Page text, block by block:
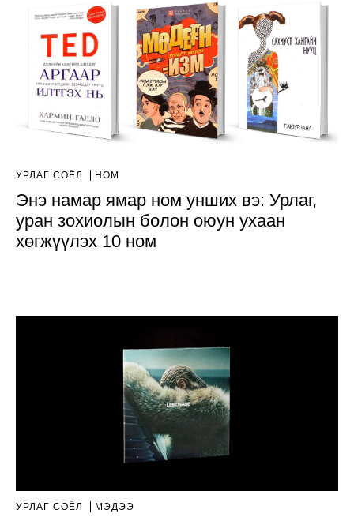
УРЛАГ СОЁЛ НОМ
Энэ намар ямар ном унших вэ: Урлаг,
уран зохиолын болон оюун ухаан
хөгжүүлэх 10 ном
УРЛАГ СОЁЛ МЭДЭЭ